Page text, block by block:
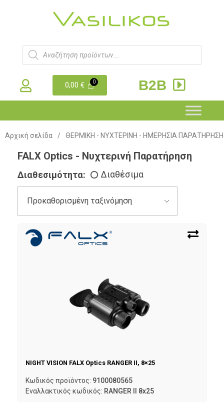
0,00€ B2B
Αρχική σελίδα / ΘΕΡΜΙΚΗ - ΝΥΧΤΕΡΙΝΗ - ΗΜΕΡΗΣΙΑ ΠΑΡΑΤΗΡΗΣΗ
FALX Optics - Νυχτερινή Παρατήρηση
Διαθεσιμότητα: Διαθέσιμα
NIGHT VISION FALX Optics RANGER II, 8×25
Κωδικός προϊόντος: 9100080565
Εναλλακτικός κωδικός: RANGER II 8x25